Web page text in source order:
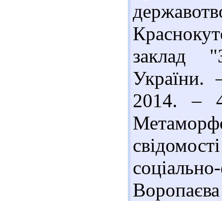
заклад
України.
2014. –